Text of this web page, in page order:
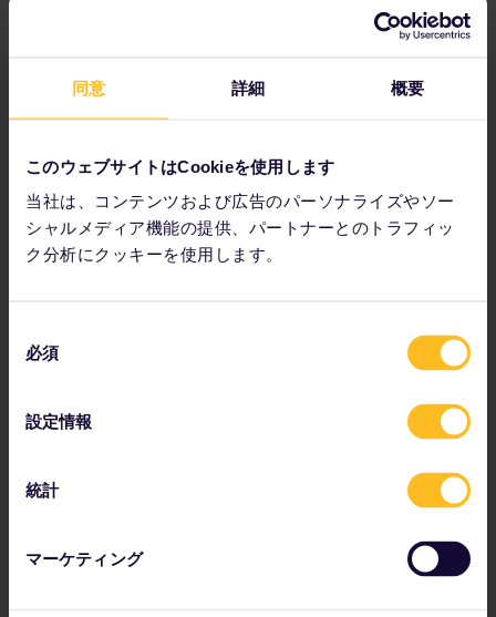
同意 詳細 概要
このウェブサイトはCookieを使用します
当社は、コンテンツおよび広告のパーソナライズやソー
シャルメディア機能の提供、パートナーとのトラフィッ
ク分析にクッキーを使用します。
必須
設定情報
統計
マーケティング
大きな駅の大半には、自転車をレンタルまたは保管できる施
設があります。列車へ自転車を持ち込むためのルールは国ご
とに違い、列車によっても異なる場合もあります。無料で自
転車を持ち込めることもありますが、通常は駅で自転車用に
チケットを別途購入する必要があります。一部の列車には、
自転車の持ち込みに関する情報は、各鉄道会社のウェブサイ
検索ツール では、一番下の「
Carriage of bicycle（自転車
の持ち込み）
」を選択すると、検索結果に自転車を持ち込み
列車での食事について